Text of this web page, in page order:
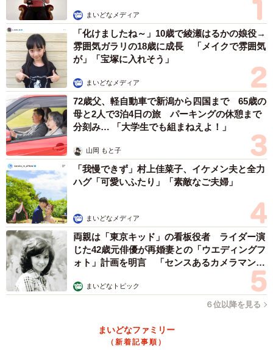
た。
私はたくさん泣いた後、勇気を振り絞り、罵倒されること
を覚悟で社長に電話をしました。退職を申し出たところ、
「誰かにいじめられたのか？嫌なことがあったのか？」と
いう社長の言葉に拍子抜けしました。私は体調が悪くこれ
以上働くことは難しいとだけ伝え、社長もそれ以上のこと
は何も聞くこともなく、了承してくれました。
入社前に会社の情報収集が大切
会社の実際の雰囲気は数回の面接だけではわからないも
の。パワハラはどんな会社においてもあってはならないこ
とですが、パワハラ以外にも入社前と入社後のギャップが
原因で離職する方もいます。
奈緒さんも「今回の経験を通して、ハローワークの職員の
アドバイスは素直に聞くべきだったと猛省しました。ハロ
ーワークの職員の話を含め、企業のクチコミがわかるサイ
トを事前に調べたり、入社前に会社のことを知る機会があ
れば、入社後のギャップを防げるのでは？」と話してくれ
まいどなメディア
「化けましたね～」10歳で綾瀬はるかの娘役→
雰囲気ガラリの18歳に成長 「メイクで雰囲気
が」「宝塚に入れそう」
まいどなメディア
72歳父、軽自動車で新潟から四国まで 65歳の
母と2人で3泊4日の旅 パーキングの休憩まで
分刻み… 「大学生でも組まねえよ！」
山岡 もと子
「我慢できず」村上佳菜子、イケメン夫と全力
ハグ「可愛いふたり」「素敵なご夫婦」
まいどなメディア
両親は「東京キッド」の看板役者 ライダー演
じた42歳元俳優が再婚妻との「ウエディングフ
ォト」計画を明言 「センスあるカメラマン求
まいどなトピック
６位以降を見る
まいどなファミリー
（新着記事順）